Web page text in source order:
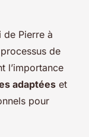
de Pierre à
de
l’importance
adaptées et
pour